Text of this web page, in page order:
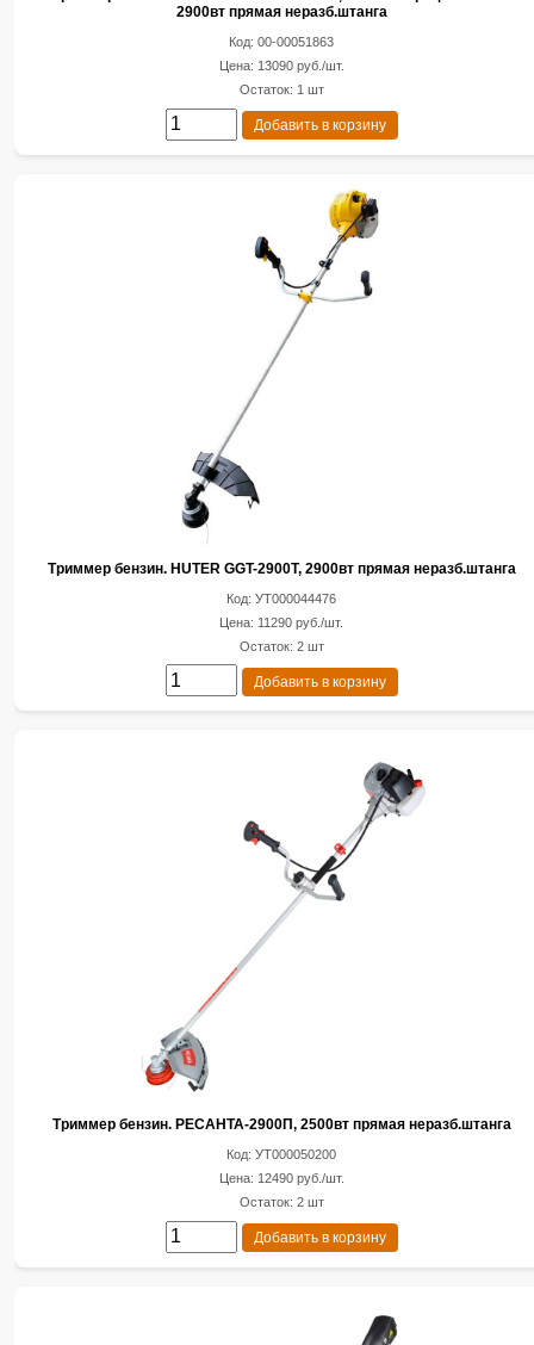
2900вт прямая неразб.штанга
Код: 00-00051863
Цена: 13090 руб./шт.
Остаток: 1 шт
Добавить в корзину
Триммер бензин. HUTER GGT-2900T, 2900вт прямая неразб.штанга
Код: УТ000044476
Цена: 11290 руб./шт.
Остаток: 2 шт
Добавить в корзину
Триммер бензин. РЕСАНТА-2900П, 2500вт прямая неразб.штанга
Код: УТ000050200
Цена: 12490 руб./шт.
Остаток: 2 шт
Добавить в корзину